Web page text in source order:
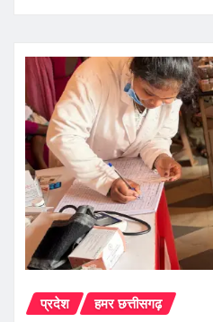
प्रदेश हमर छत्तीसगढ़